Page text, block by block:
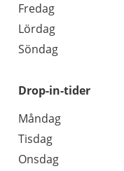
Fredag
Lördag
Söndag
Drop-in-tider
Måndag
Tisdag
Onsdag